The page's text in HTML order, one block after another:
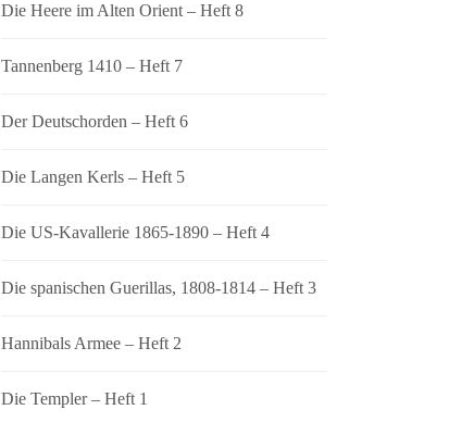
Die Heere im Alten Orient – Heft 8
Tannenberg 1410 – Heft 7
Der Deutschorden – Heft 6
Die Langen Kerls – Heft 5
Die US-Kavallerie 1865-1890 – Heft 4
Die spanischen Guerillas, 1808-1814 – Heft 3
Hannibals Armee – Heft 2
Die Templer – Heft 1